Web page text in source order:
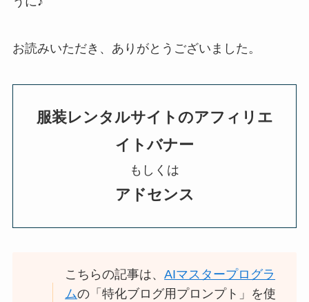
お読みいただき、ありがとうございました。
服装レンタルサイトのアフィリエ
イトバナー
もしくは
アドセンス
こちらの記事は、AIマスタープログラ
ムの「特化ブログ用プロンプト」を使